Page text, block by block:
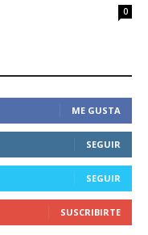
0
ME GUSTA
SEGUIR
SEGUIR
SUSCRIBIRTE